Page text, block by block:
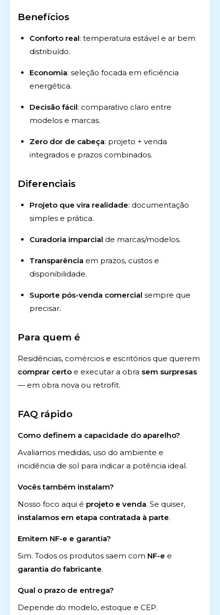
Benefícios
Conforto real: temperatura estável e ar bem
distribuído.
Economia: seleção focada em eficiência
energética.
Decisão fácil: comparativo claro entre
modelos e marcas.
Zero dor de cabeça: projeto + venda
integrados e prazos combinados.
Diferenciais
Projeto que vira realidade: documentação
simples e prática.
Curadoria imparcial de marcas/modelos.
Transparência em prazos, custos e
disponibilidade.
Suporte pós-venda comercial sempre que
precisar.
Para quem é
Residências, comércios e escritórios que querem
comprar certo e executar a obra sem surpresas
— em obra nova ou retrofit.
FAQ rápido
Como definem a capacidade do aparelho?
Avaliamos medidas, uso do ambiente e
incidência de sol para indicar a potência ideal.
Vocês também instalam?
Nosso foco aqui é projeto e venda. Se quiser,
instalamos em etapa contratada à parte.
Emitem NF-e e garantia?
Sim. Todos os produtos saem com NF-e e
garantia do fabricante.
Qual o prazo de entrega?
Depende do modelo, estoque e CEP.